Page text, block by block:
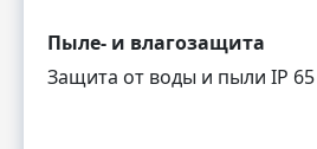
Пыле- и влагозащита
Защита от воды и пыли IP 65